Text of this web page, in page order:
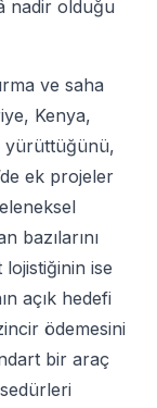
nadir olduğu
ve saha
Kenya,
yürüttüğünü,
ek projeler
bazılarını
lojistiğinin ise
açık hedefi
ödemesini
bir araç